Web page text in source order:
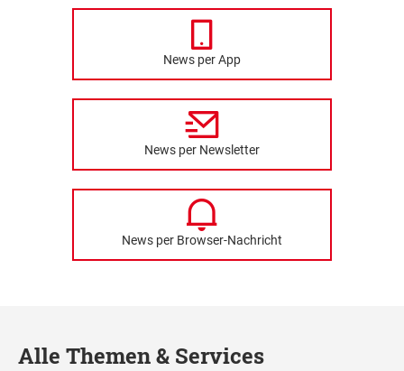
News per App
News per Newsletter
News per Browser-Nachricht
Alle Themen & Services